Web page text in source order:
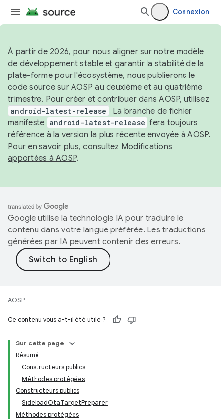
Connexion
À partir de 2026, pour nous aligner sur notre modèle
de développement stable et garantir la stabilité de la
plate-forme pour l'écosystème, nous publierons le
code source sur AOSP au deuxième et au quatrième
trimestre. Pour créer et contribuer dans AOSP, utilisez
android-latest-release . La branche de fichier
manifeste android-latest-release fera toujours
référence à la version la plus récente envoyée à AOSP.
Pour en savoir plus, consultez Modifications
apportées à AOSP.
Google utilise la technologie IA pour traduire le
contenu dans votre langue préférée. Les traductions
générées par IA peuvent contenir des erreurs.
AOSP
Ce contenu vous a-t-il été utile ?
Sur cette page
Résumé
Constructeurs publics
Méthodes protégées
Constructeurs publics
SideloadOtaTargetPreparer
Méthodes protégées